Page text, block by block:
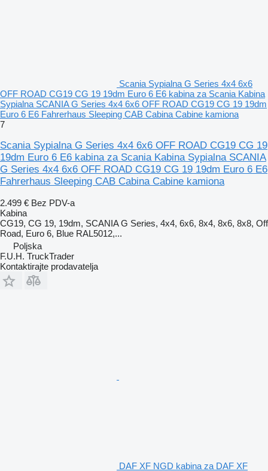
Scania Sypialna G Series 4x4 6x6
OFF ROAD CG19 CG 19 19dm Euro 6 E6 kabina za Scania Kabina
Sypialna SCANIA G Series 4x4 6x6 OFF ROAD CG19 CG 19 19dm
Euro 6 E6 Fahrerhaus Sleeping CAB Cabina Cabine kamiona
7
Scania Sypialna G Series 4x4 6x6 OFF ROAD CG19 CG 19
19dm Euro 6 E6 kabina za Scania Kabina Sypialna SCANIA
G Series 4x4 6x6 OFF ROAD CG19 CG 19 19dm Euro 6 E6
Fahrerhaus Sleeping CAB Cabina Cabine kamiona
2.499 € Bez PDV-a
Kabina
CG19, CG 19, 19dm, SCANIA G Series, 4x4, 6x6, 8x4, 8x6, 8x8, Off
Road, Euro 6, Blue RAL5012,...
Poljska
F.U.H. TruckTrader
Kontaktirajte prodavatelja
DAF XF NGD kabina za DAF XF